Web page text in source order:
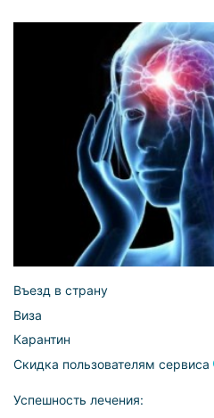
Въезд в страну
Виза
Карантин
Скидка пользователям сервиса
Успешность лечения: